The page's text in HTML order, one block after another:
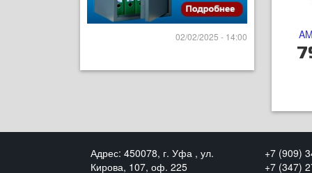
02/02/2025 - 14:00
Адрес: 450078, г. Уфа , ул.
Кирова, 107, оф. 225
+7 (909)
+7 (347)